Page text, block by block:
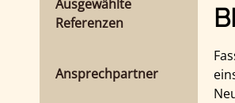
Ausgewählte
Referenzen
Ansprechpartner